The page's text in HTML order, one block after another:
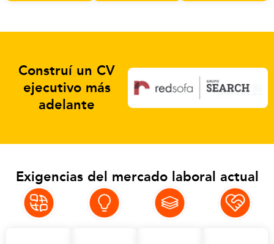
Construí un CV
ejecutivo más
adelante
Exigencias del mercado laboral actual